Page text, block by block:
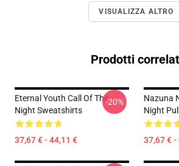
VISUALIZZA ALTRO
Prodotti
Eternal Youth Call Of The
Night Sweatshirts
37,67 € - 44,11 €
-20%
Nazuna
Night
37,67 € -